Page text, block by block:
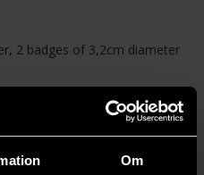
Om
2 badges of 3,2cm diameter